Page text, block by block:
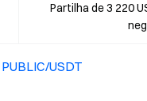
Partilha de 3 220
PUBLIC/USDT